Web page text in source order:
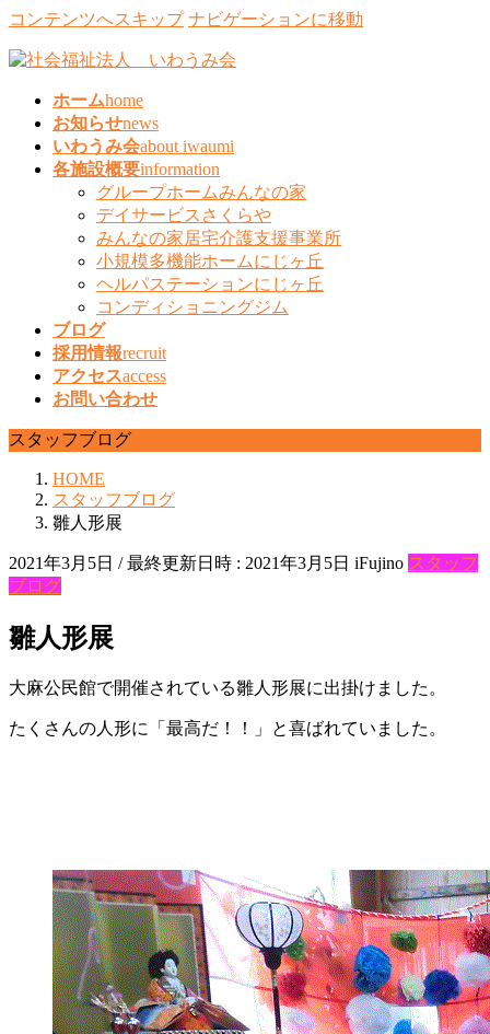
コンテンツへスキップ ナビゲーションに移動
ホームhome
お知らせnews
いわうみ会about iwaumi
各施設概要information
グループホームみんなの家
デイサービスさくらや
みんなの家居宅介護支援事業所
小規模多機能ホームにじヶ丘
ヘルパステーションにじヶ丘
コンディショニングジム
ブログ
採用情報recruit
アクセスaccess
お問い合わせ
スタッフブログ
HOME
スタッフブログ
雛人形展
2021年3月5日 / 最終更新日時 : 2021年3月5日 iFujino スタッフ
ブログ
雛人形展
大麻公民館で開催されている雛人形展に出掛けました。
たくさんの人形に「最高だ！！」と喜ばれていました。